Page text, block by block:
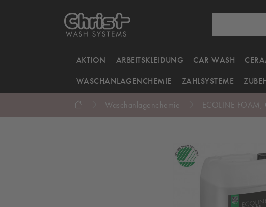
AKTION ARBEITSKLEIDUNG CAR WASH
WASCHANLAGENCHEMIE ZAHLSYSTEME
Waschanlagenchemie ECOLINE FOAM,